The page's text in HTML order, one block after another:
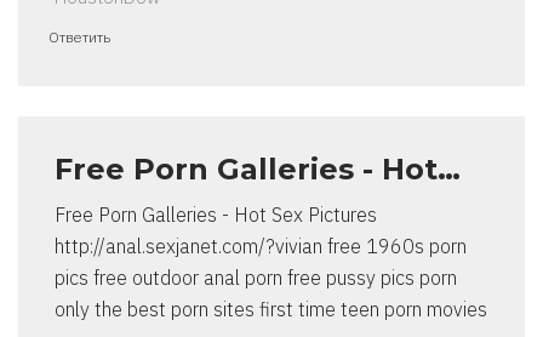
Ответить
Free Porn Galleries - Hot…
Free Porn Galleries - Hot Sex Pictures
http://anal.sexjanet.com/?vivian free 1960s porn
pics free outdoor anal porn free pussy pics porn
only the best porn sites first time teen porn movies